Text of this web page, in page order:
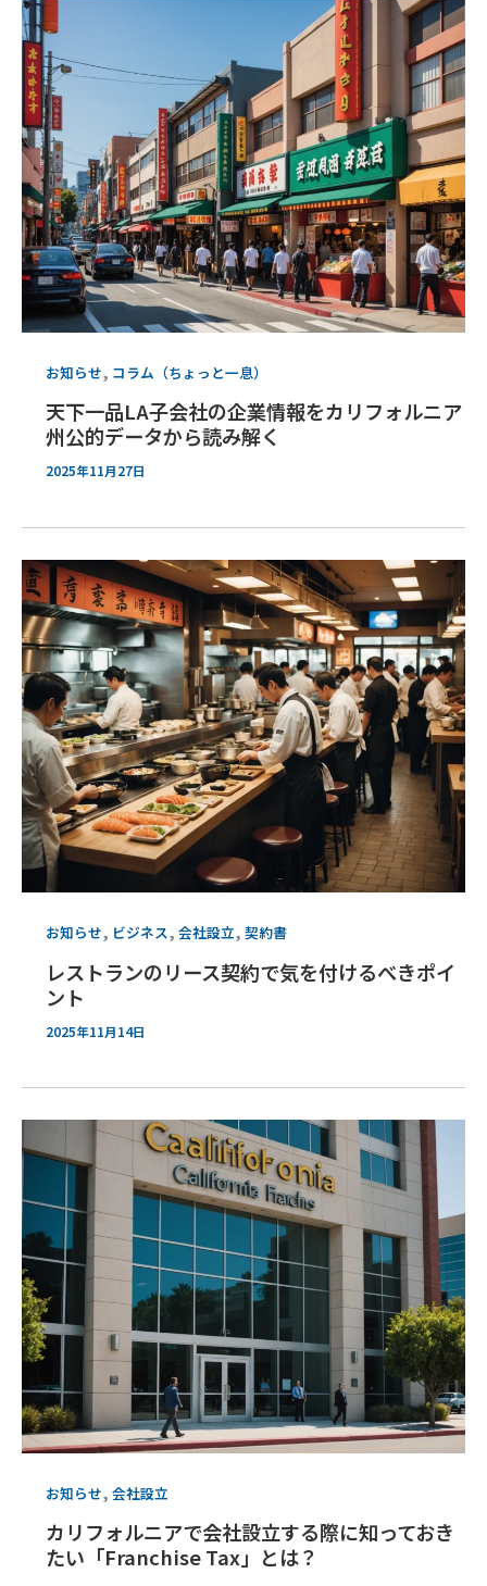
お知らせ, コラム（ちょっと一息）
天下一品LA子会社の企業情報をカリフォルニア
州公的データから読み解く
2025年11月27日
お知らせ, ビジネス, 会社設立, 契約書
レストランのリース契約で気を付けるべきポイ
ント
2025年11月14日
お知らせ, 会社設立
カリフォルニアで会社設立する際に知っておき
たい「Franchise Tax」とは？